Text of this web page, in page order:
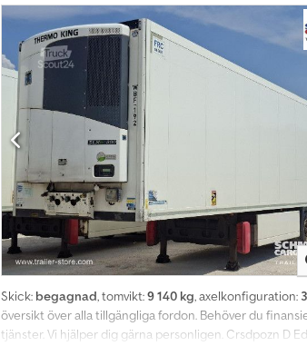
Skick: begagnad, tomvikt:9 140 kg, axelkonfiguration:
översikt över alla tillgängliga fordon. Behöver du
tjänster. Vi hjälper dig gärna personligen. Crsdpozn D